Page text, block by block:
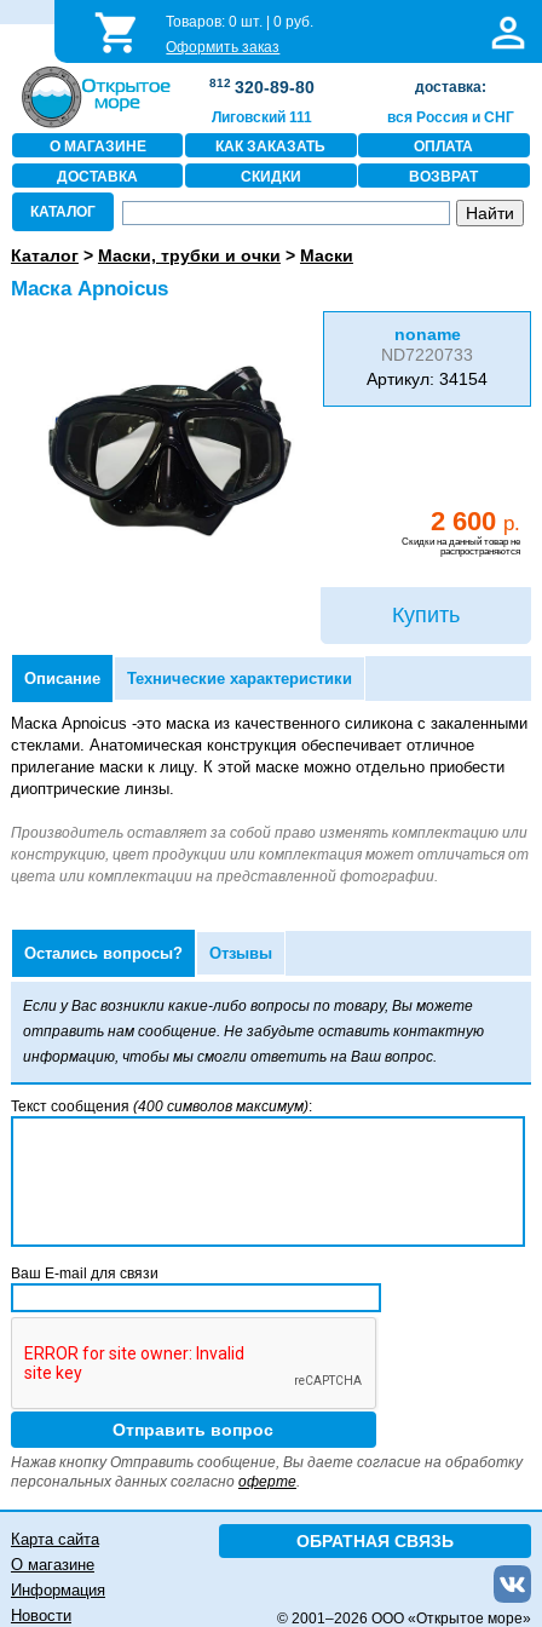
Товаров:0 шт. |0 руб.
Оформить заказ
812 320-89-80
Лиговский 111
доставка:
вся Россия и СНГ
О МАГАЗИНЕ
КАК ЗАКАЗАТЬ
ОПЛАТА
ДОСТАВКА
СКИДКИ ВОЗВРАТ
КАТАЛОГ
Каталог> Маски, трубки и очки > Маски
Маска Apnoicus
noname
ND7220733
Артикул: 34154
2 600 р.
Скидки на данный товар не
распространяются
Купить
Описание Технические характеристики
Маска Apnoicus -это маска из качественного силикона с закаленными
стеклами. Анатомическая конструкция обеспечивает отличное
прилегание маски к лицу. К этой маске можно отдельно приобести
диоптрические линзы.
Остались вопросы? Отзывы
Если у Вас возникли какие-либо вопросы по товару, Вы можете
отправить нам сообщение. Не забудьте оставить контактную
информацию, чтобы мы смогли ответить на Ваш вопрос.
Текст сообщения (400 символов максимум):
Ваш E-mail для связи
Нажав кнопку Отправить сообщение, Вы даете согласие на обработку
персональных данных согласно оферте.
ОБРАТНАЯ СВЯЗЬ
© 2001–2026 ООО «Открытое море»
Карта сайта
О магазине
Информация
Новости